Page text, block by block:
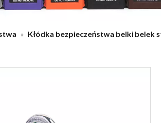
» Kłódka bezpieczeństwa belki belek